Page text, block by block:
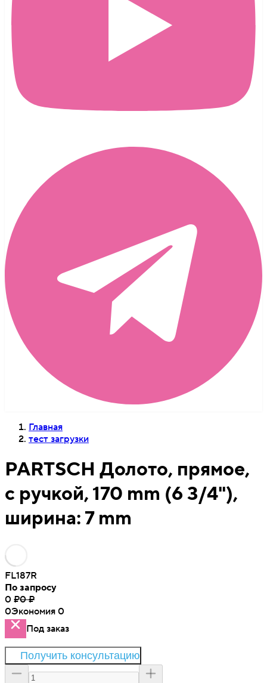
Главная
тест загрузки
PARTSCH Долото, прямое,
с ручкой, 170 mm (6 3/4"),
ширина: 7 mm
FL187R
По запросу
0 ₽0 ₽
0Экономия 0
Под заказ
Получить консультацию